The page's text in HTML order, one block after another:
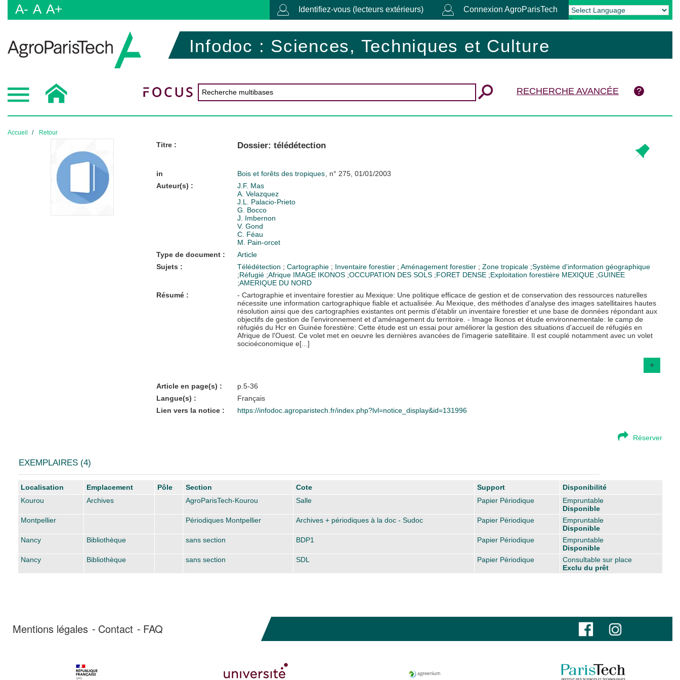
A- A A+ Identifiez-vous (lecteurs extérieurs) Connexion AgroParisTech
Powered by Translate
Infodoc : Sciences, Techniques et Culture
RECHERCHE AVANCÉE
Accueil Retour
Titre : Dossier: télédétection
in Bois et forêts des tropiques , n° 275, 01/01/2003
Auteur(s) :
J.F. Mas
A. Velazquez
J.L. Palacio-Prieto
G. Bocco
J. Imbernon
V. Gond
C. Féau
M. Pain-orcet
Type de document :
Article
Sujets :
Télédétection ; Cartographie ; Inventaire forestier ; Aménagement forestier ; Zone tropicale ;Système d'information géographique
;Réfugié ;Afrique IMAGE IKONOS ;OCCUPATION DES SOLS ;FORET DENSE ;Exploitation forestière MEXIQUE ;GUINEE
;AMERIQUE DU NORD
Résumé :
- Cartographie et inventaire forestier au Mexique: Une politique efficace de gestion et de conservation des ressources naturelles
nécessite une information cartographique fiable et actualisée. Au Mexique, des méthodes d'analyse des images satellitaires hautes
résolution ainsi que des cartographies existantes ont permis d'établir un inventaire forestier et une base de données répondant aux
objectifs de gestion de l'environnement et d'aménagement du territoire. - Image Ikonos et étude environnementale: le camp de
réfugiés du Hcr en Guinée forestière: Cette étude est un essai pour améliorer la gestion des situations d'accueil de réfugiés en
Afrique de l'Ouest. Ce volet met en oeuvre les dernières avancées de l'imagerie satellitaire. Il est couplé notamment avec un volet
socioéconomique e[...]
+
Article en page(s) :
p.5-36
Langue(s) :
Français
Lien vers la notice :
https://infodoc.agroparistech.fr/index.php?lvl=notice_display&id=131996
Réserver
EXEMPLAIRES (4)
Liste des exemplaires
Localisation Emplacement Pôle Section Cote Support
Disponibilité
Kourou
Archives AgroParisTech-Kourou Salle Papier Périodique
Empruntable
Disponible
Montpellier
Périodiques Montpellier Archives + périodiques à la doc - Sudoc Papier Périodique
Empruntable
Disponible
Nancy
Bibliothèque sans section BDP1 Papier Périodique
Empruntable
Disponible
Nancy
Bibliothèque sans section SDL Papier Périodique
Consultable sur place
Exclu du prêt
Mentions légales Contact FAQ